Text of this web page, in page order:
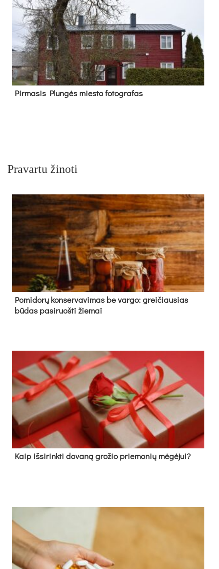
Pir­ma­sis Plun­gės mies­to fo­tog­ra­fas
Pravartu žinoti
Pomidorų konservavimas be vargo: greičiausias
būdas pasiruošti žiemai
Kaip išsirinkti dovaną grožio priemonių mėgėjui?